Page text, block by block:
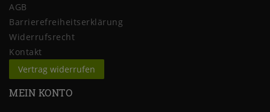
AGB
Barrierefreiheitserklärung
Widerrufs­recht
Kontakt
Vertrag widerrufen
MEIN KONTO